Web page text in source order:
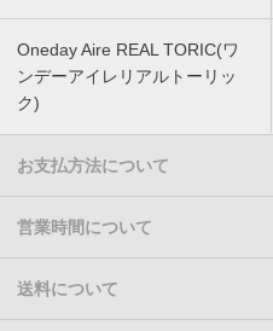
Oneday Aire REAL TORIC(ワ
ンデーアイレリアルトーリッ
ク)
お支払方法について
営業時間について
送料について